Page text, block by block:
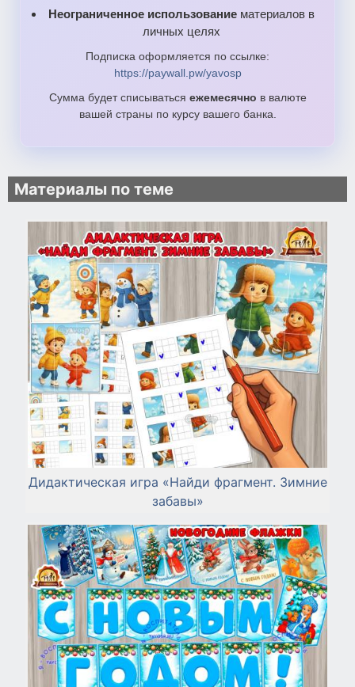
Неограниченное использование материалов в
личных целях
Подписка оформляется по ссылке:
https://paywall.pw/yavosp
Сумма будет списываться ежемесячно в валюте
вашей страны по курсу вашего банка.
Материалы по теме
Дидактическая игра «Найди фрагмент. Зимние
забавы»